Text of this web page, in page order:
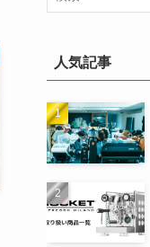
人気記事